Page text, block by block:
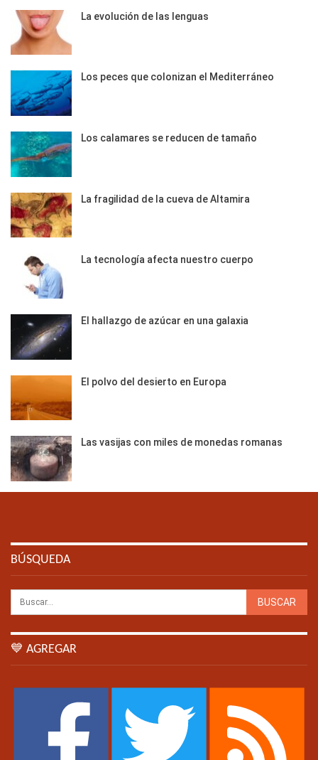
La evolución de las lenguas
Los peces que colonizan el Mediterráneo
Los calamares se reducen de tamaño
La fragilidad de la cueva de Altamira
La tecnología afecta nuestro cuerpo
El hallazgo de azúcar en una galaxia
El polvo del desierto en Europa
Las vasijas con miles de monedas romanas
BÚSQUEDA
💙 AGREGAR